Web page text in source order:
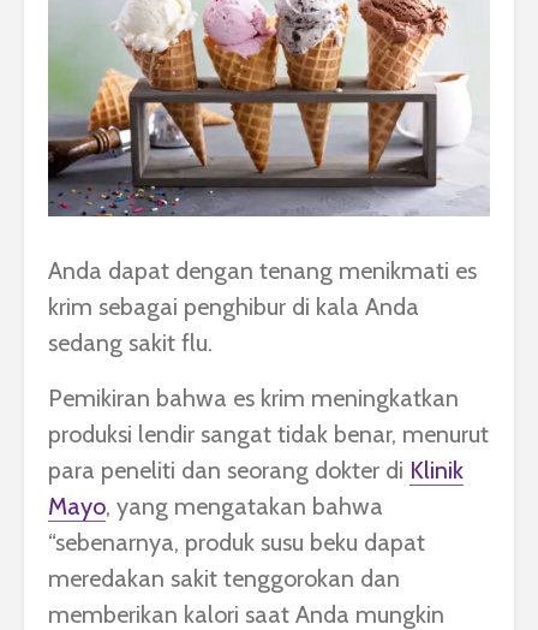
Anda dapat dengan tenang menikmati es
krim sebagai penghibur di kala Anda
sedang sakit flu.
Pemikiran bahwa es krim meningkatkan
produksi lendir sangat tidak benar, menurut
para peneliti dan seorang dokter di Klinik
Mayo, yang mengatakan bahwa
“sebenarnya, produk susu beku dapat
meredakan sakit tenggorokan dan
memberikan kalori saat Anda mungkin